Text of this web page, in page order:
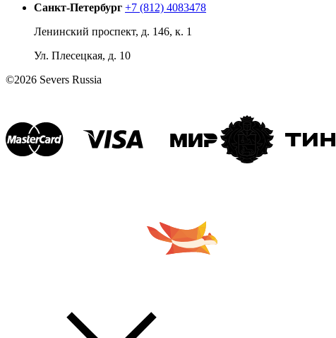
Санкт-Петербург +7 (812) 4083478
Ленинский проспект, д. 146, к. 1
Ул. Плесецкая, д. 10
©2026 Severs Russia